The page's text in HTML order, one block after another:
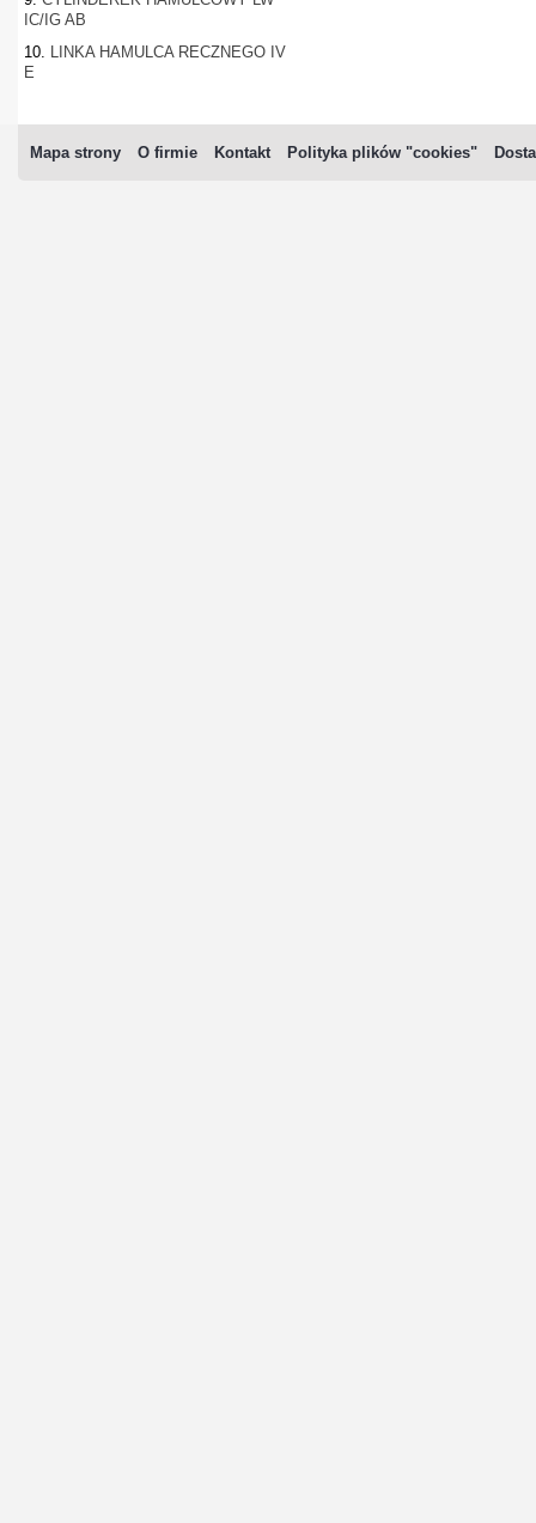
IC/IG AB
10. LINKA HAMULCA RECZNEGO IV
E
Mapa strony O firmie Kontakt Polityka plików "cookies"